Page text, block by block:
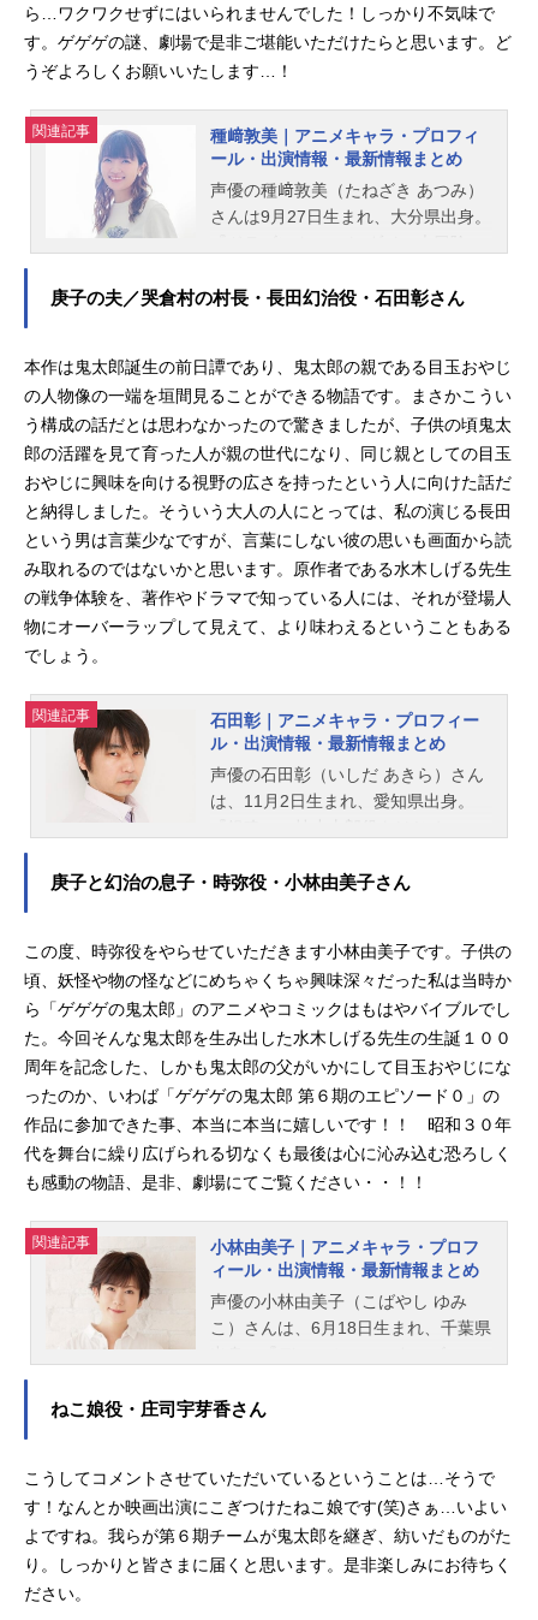
ら…ワクワクせずにはいられませんでした！しっかり不気味で
す。ゲゲゲの謎、劇場で是非ご堪能いただけたらと思います。ど
うぞよろしくお願いいたします…！
関連記事
種﨑敦美｜アニメキャラ・プロフィ
ール・出演情報・最新情報まとめ
声優の種﨑敦美（たねざき あつみ）
さんは9月27日生まれ、大分県出身。
Y』のアーニャ・フォージャー役な
美さんのオススメ記事をご紹介！
庚子の夫／哭倉村の村長・長田幻治役・石田彰さん
本作は鬼太郎誕生の前日譚であり、鬼太郎の親である目玉おやじ
の人物像の一端を垣間見ることができる物語です。まさかこうい
う構成の話だとは思わなかったので驚きましたが、子供の頃鬼太
郎の活躍を見て育った人が親の世代になり、同じ親としての目玉
おやじに興味を向ける視野の広さを持ったという人に向けた話だ
と納得しました。そういう大人の人にとっては、私の演じる長田
という男は言葉少なですが、言葉にしない彼の思いも画面から読
み取れるのではないかと思います。原作者である水木しげる先生
の戦争体験を、著作やドラマで知っている人には、それが登場人
物にオーバーラップして見えて、より味わえるということもある
でしょう。
関連記事
石田彰｜アニメキャラ・プロフィー
ル・出演情報・最新情報まとめ
声優の石田彰（いしだ あきら）さん
は、11月2日生まれ、愛知県出身。
ヲル役など、人気作品のキャラクタ
紹介！
庚子と幻治の息子・時弥役・小林由美子さん
この度、時弥役をやらせていただきます小林由美子です。子供の
頃、妖怪や物の怪などにめちゃくちゃ興味深々だった私は当時か
ら「ゲゲゲの鬼太郎」のアニメやコミックはもはやバイブルでし
た。今回そんな鬼太郎を生み出した水木しげる先生の生誕１００
周年を記念した、しかも鬼太郎の父がいかにして目玉おやじにな
ったのか、いわば「ゲゲゲの鬼太郎 第６期のエピソード０」の
作品に参加できた事、本当に本当に嬉しいです！！ 昭和３０年
代を舞台に繰り広げられる切なくも最後は心に沁み込む恐ろしく
も感動の物語、是非、劇場にてご覧ください・・！！
関連記事
小林由美子｜アニメキャラ・プロフ
ィール・出演情報・最新情報まとめ
声優の小林由美子（こばやし ゆみ
こ）さんは、6月18日生まれ、千葉県
んちゃん』の野原しんのすけ（2代
林由美子さんのオススメ記事をご紹
介！
ねこ娘役・庄司宇芽香さん
こうしてコメントさせていただいているということは…そうで
す！なんとか映画出演にこぎつけたねこ娘です(笑)さぁ…いよい
よですね。我らが第６期チームが鬼太郎を継ぎ、紡いだものがた
り。しっかりと皆さまに届くと思います。是非楽しみにお待ちく
ださい。